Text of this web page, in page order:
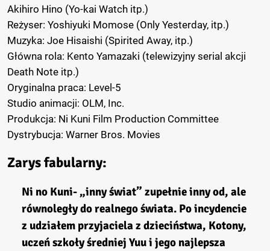
Akihiro Hino (Yo-kai Watch itp.)
Reżyser: Yoshiyuki Momose (Only Yesterday, itp.)
Muzyka: Joe Hisaishi (Spirited Away, itp.)
Główna rola: Kento Yamazaki (telewizyjny serial akcji
Death Note itp.)
Oryginalna praca: Level-5
Studio animacji: OLM, Inc.
Produkcja: Ni Kuni Film Production Committee
Dystrybucja: Warner Bros. Movies
Zarys fabularny:
Ni no Kuni- „inny świat” zupełnie inny od, ale
równoległy do ​​realnego świata. Po incydencie
z udziałem przyjaciela z dzieciństwa, Kotony,
uczeń szkoły średniej Yuu i jego najlepsza